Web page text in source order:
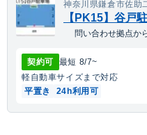
神奈川県鎌倉市佐助
【PK15】谷戸
問い合わせ拠点か
契約可 最短 8/7~
軽自動車サイズまで対応
平置き
24h利用可